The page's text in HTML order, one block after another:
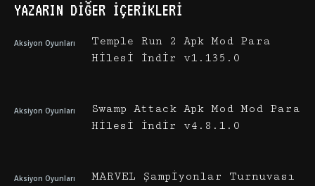
YAZARIN DIĞER İÇERIKLERI
Aksiyon Oyunları
Temple Run 2 Apk Mod Para
Hilesi İndir v1.135.0
Aksiyon Oyunları
Swamp Attack Apk Mod Mod Para
Hilesi İndir v4.8.1.0
Aksiyon Oyunları
MARVEL Şampiyonlar Turnuvası